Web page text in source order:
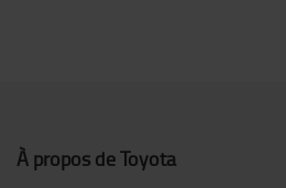
À propos de Toyota